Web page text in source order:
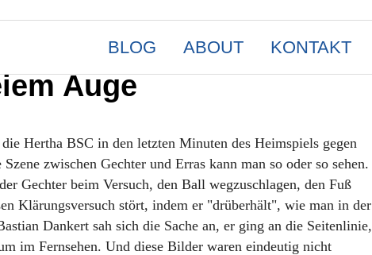
Auge
BLOG ABOUT KONTAKT
Hertha BSC in den letzten Minuten des Heimspiels gegen
zwischen Gechter und Erras kann man so oder so sehen.
Gechter beim Versuch, den Ball wegzuschlagen, den Fuß
Klärungsversuch stört, indem er "drüberhält", wie man in der
Dankert sah sich die Sache an, er ging an die Seitenlinie,
im Fernsehen. Und diese Bilder waren eindeutig nicht